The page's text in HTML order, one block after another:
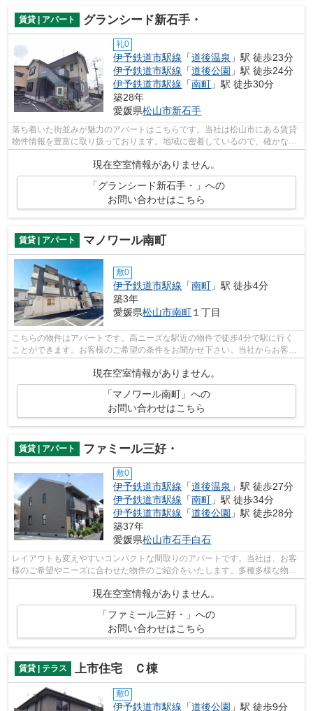
賃貸 | アパート グランシード新石手・
礼0
伊予鉄道市駅線 「道後温泉 」駅 徒歩23分
伊予鉄道市駅線 「道後公園 」駅 徒歩24分
伊予鉄道市駅線 「南町 」駅 徒歩30分
築28年
愛媛県松山市新石手
落ち着いた街並みが魅力のアパートはこちらです。当社は松山市にある賃貸
物件情報を豊富に取り扱っております。地域に密着しているので、確かな賃
現在空室情報がありません。
「グランシード新石手・」への
お問い合わせはこちら
賃貸 | アパート マノワール南町
敷0
伊予鉄道市駅線 「南町 」駅 徒歩4分
築3年
愛媛県松山市南町 １丁目
こちらの物件はアパートです。高ニーズな駅近の物件で徒歩4分で駅に行く
ことができます。お客様のご希望の条件をお聞かせ下さい。当社からお客様
現在空室情報がありません。
「マノワール南町」への
お問い合わせはこちら
賃貸 | アパート ファミール三好・
敷0
伊予鉄道市駅線 「道後温泉 」駅 徒歩27分
伊予鉄道市駅線 「南町 」駅 徒歩34分
伊予鉄道市駅線 「道後公園 」駅 徒歩28分
築37年
愛媛県松山市石手白石
レイアウトも変えやすいコンパクトな間取りのアパートです。当社は、お客
様のご希望やニーズに合わせた物件のご紹介をいたします。多種多様な物件
情報を取り扱っておりますのでお気軽...
現在空室情報がありません。
「ファミール三好・」への
お問い合わせはこちら
賃貸 | テラス 上市住宅 Ｃ棟
敷0
伊予鉄道市駅線 「道後公園 」駅 徒歩9分